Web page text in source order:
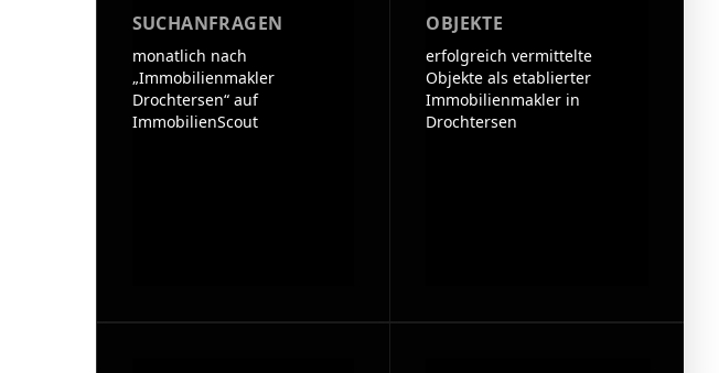
SUCHANFRAGEN
monatlich nach
„Immobilienmakler
Drochtersen“ auf
ImmobilienScout
OBJEKTE
erfolgreich vermittelte
Objekte als etablierter
Immobilienmakler in
Drochtersen